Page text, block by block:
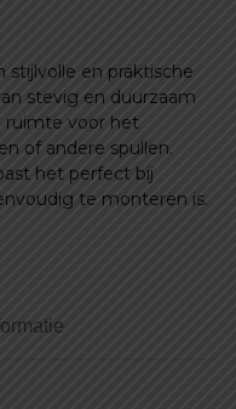
stijlvolle en praktische
stevig en duurzaam
ruimte voor het
of andere spullen.
het perfect bij
te monteren is.